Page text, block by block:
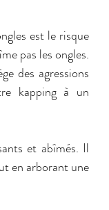
est le risque
pas les ongles.
des agressions
kapping à un
et abîmés. Il
en arborant une